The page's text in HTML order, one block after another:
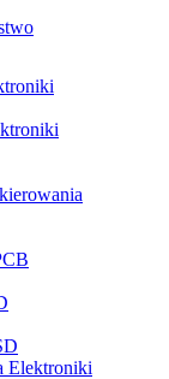
Elektroniki